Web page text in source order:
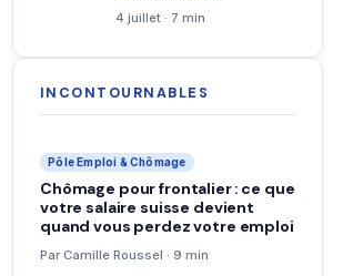
4 juillet · 7 min
INCONTOURNABLES
Pôle Emploi & Chômage
Chômage pour frontalier : ce que
votre salaire suisse devient
quand vous perdez votre emploi
Par Camille Roussel · 9 min